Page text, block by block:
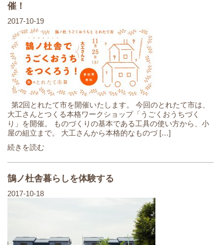
催！
2017-10-19
第2回とれたて市を開催いたします。 今回のとれたて市は、
大工さんとつくる本格ワークショップ「うごくおうちづく
り」を開催。 ものづくりの基本である工具の使い方から、小
屋の組立まで。 大工さんから本格的なものづ […]
続きを読む
鵠ノ杜舎暮らしを体験する
2017-10-18